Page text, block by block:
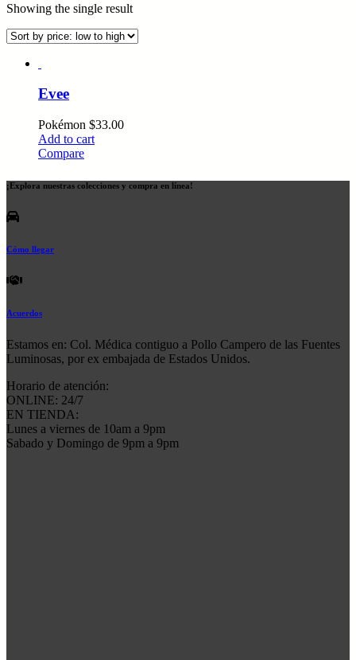
Showing the single result
Evee
Pokémon $33.00
Add to cart
Compare
¡Explora nuestras colecciones y compra en línea!
Cómo llegar
Acuerdos
Estamos en: Col. Médica contiguo a Pollo Campero de las Fuentes
Luminosas, por ex embajada de Estados Unidos.
Horario de atención:
ONLINE: 24/7
EN TIENDA:
Lunes a viernes de 10am a 9pm
Sabado y Domingo de 9pm a 9pm